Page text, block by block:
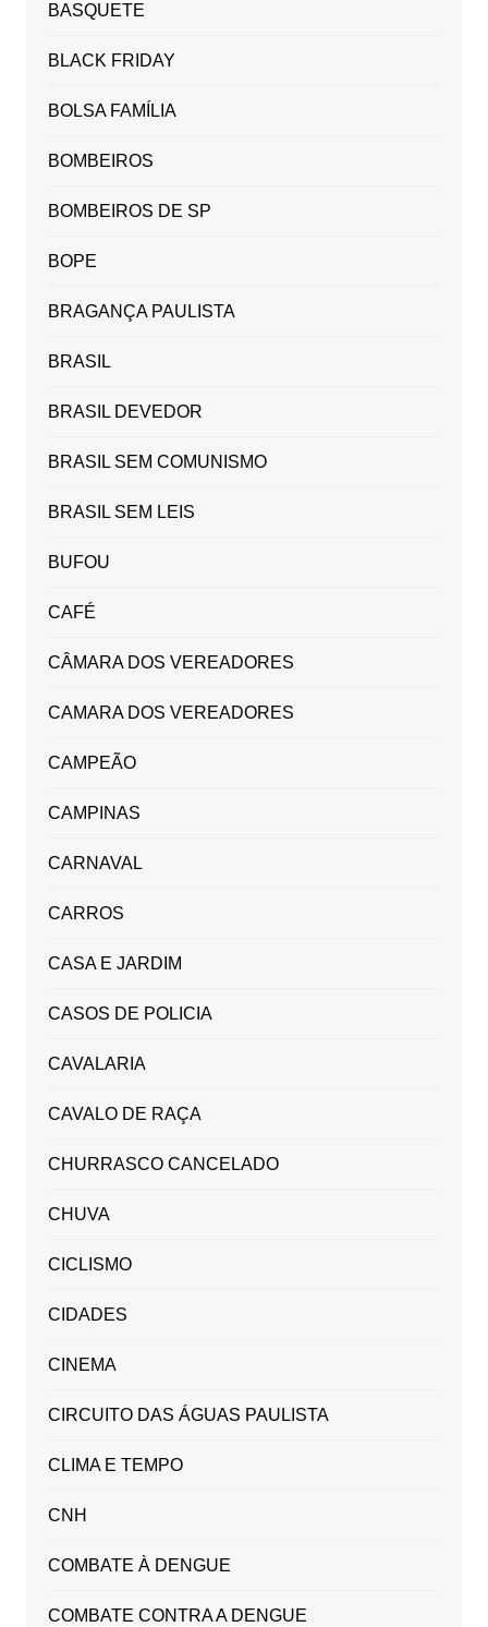
BASQUETE
BLACK FRIDAY
BOLSA FAMÍLIA
BOMBEIROS
BOMBEIROS DE SP
BOPE
BRAGANÇA PAULISTA
BRASIL
BRASIL DEVEDOR
BRASIL SEM COMUNISMO
BRASIL SEM LEIS
BUFOU
CAFÉ
CÂMARA DOS VEREADORES
CAMARA DOS VEREADORES
CAMPEÃO
CAMPINAS
CARNAVAL
CARROS
CASA E JARDIM
CASOS DE POLICIA
CAVALARIA
CAVALO DE RAÇA
CHURRASCO CANCELADO
CHUVA
CICLISMO
CIDADES
CINEMA
CIRCUITO DAS ÁGUAS PAULISTA
CLIMA E TEMPO
CNH
COMBATE À DENGUE
COMBATE CONTRA A DENGUE